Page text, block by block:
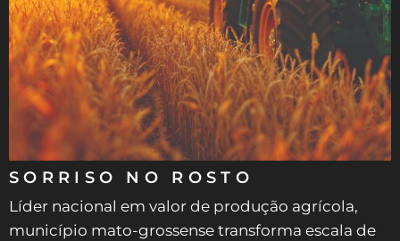
SORRISO NO ROSTO
Líder nacional em valor de produção agrícola,
município mato-grossense transforma escala de